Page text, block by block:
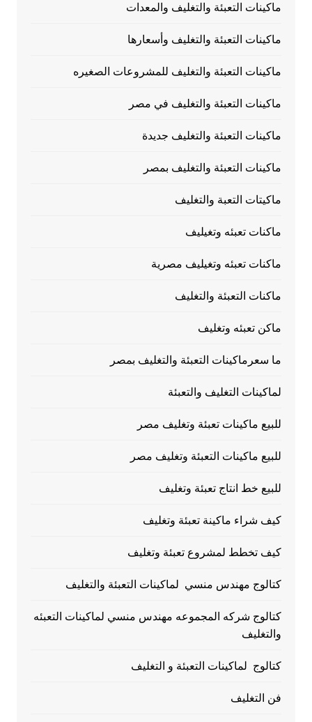
ماكينات التعبئة والتغليف والمعدات
ماكينات التعبئة والتغليف وأسعارها
ماكينات التعبئة والتغليف للمشروعات الصغيره
ماكينات التعبئة والتغليف في مصر
ماكينات التعبئة والتغليف جديدة
ماكينات التعبئة والتغليف بمصر
ماكيتات التعبة والتغليف
ماكنات تعبئه وتغيليف
ماكنات تعبئه وتغيليف مصرية
ماكنات التعبئة والتغليف
ماكن تعبئه وتغليف
ما سعرماكينات التعبئة والتغليف بمصر
لماكينات التغليف والتعبئة
للبيع ماكينات تعبئة وتغليف مصر
للبيع ماكينات التعبئة وتغليف مصر
للبيع خط انتاج تعبئة وتغليف
كيف شراء ماكينة تعبئة وتغليف
كيف تخطط لمشروع تعبئة وتغليف
كتالوج مهندس منسي لماكينات التعبئة والتغليف
كتالوج شركه المجموعه مهندس منسي لماكينات التعبئه
والتغليف
كتالوج لماكينات التعبئة و التغليف
فن التغليف